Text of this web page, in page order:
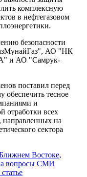
комплексную
в нефтегазовом
безопасности
АО "НК
и АО "Самрук-
поставил перед
обеспечить тесное
и
отработки всех
направленных на
сектора
Востоке,
вопросы СМИ